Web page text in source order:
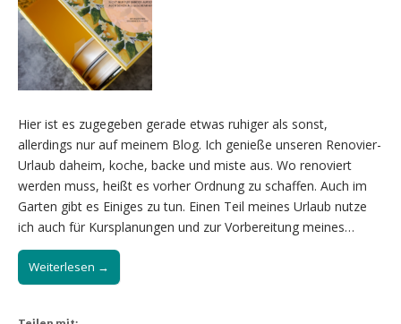
Hier ist es zugegeben gerade etwas ruhiger als sonst,
allerdings nur auf meinem Blog. Ich genieße unseren Renovier-
Urlaub daheim, koche, backe und miste aus. Wo renoviert
werden muss, heißt es vorher Ordnung zu schaffen. Auch im
Garten gibt es Einiges zu tun. Einen Teil meines Urlaub nutze
ich auch für Kursplanungen und zur Vorbereitung meines…
Weiterlesen →